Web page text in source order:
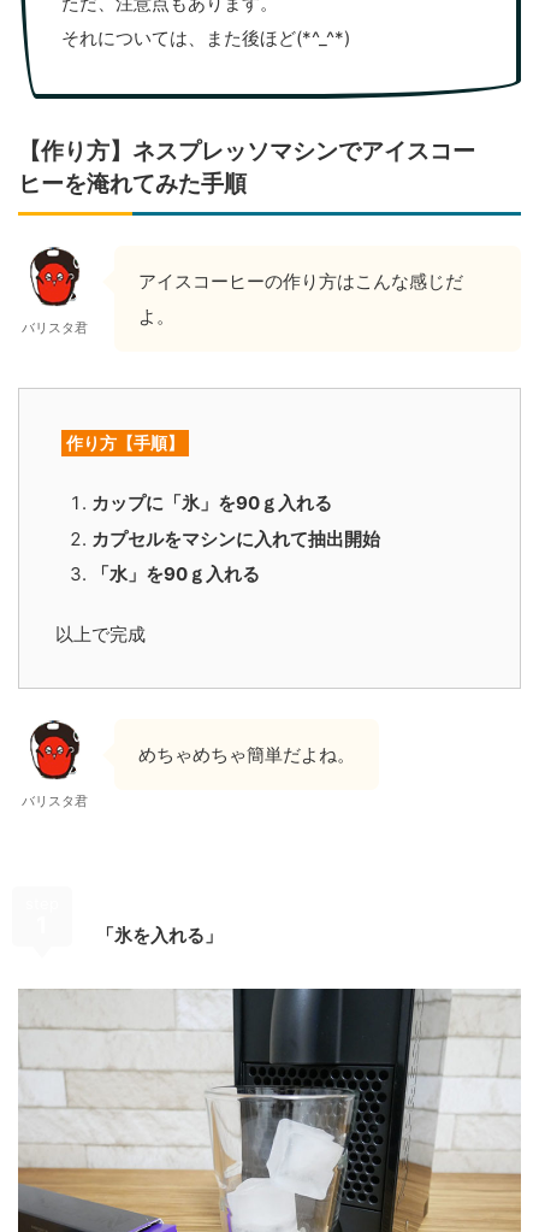
それについては、また後ほど(*^_^*)
【作り方】ネスプレッソマシンでアイスコー
ヒーを淹れてみた手順
バリスタ君
アイスコーヒーの作り方はこんな感じだ
よ。
作り方【手順】
カップに「氷」を90ｇ入れる
カプセルをマシンに入れて抽出開始
「水」を90ｇ入れる
以上で完成
バリスタ君
めちゃめちゃ簡単だよね。
「氷を入れる」